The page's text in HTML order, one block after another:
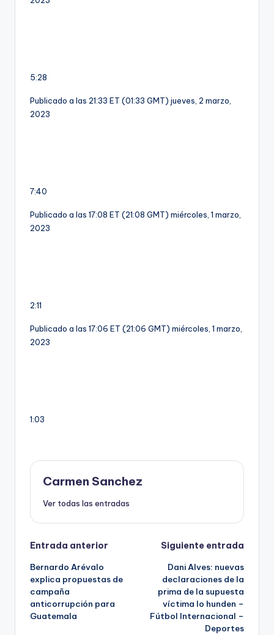
5:28
Publicado a las 21:33 ET (01:33 GMT) jueves, 2 marzo,
2023
7:40
Publicado a las 17:08 ET (21:08 GMT) miércoles, 1 marzo,
2023
2:11
Publicado a las 17:06 ET (21:06 GMT) miércoles, 1 marzo,
2023
1:03
Carmen Sanchez
Ver todas las entradas
Navegación
de
entradas
Entrada anterior
Bernardo Arévalo
explica propuestas de
campaña
anticorrupción para
Guatemala
Siguiente entrada
Dani Alves: nuevas
declaraciones de la
prima de la supuesta
víctima lo hunden –
Fútbol Internacional –
Deportes